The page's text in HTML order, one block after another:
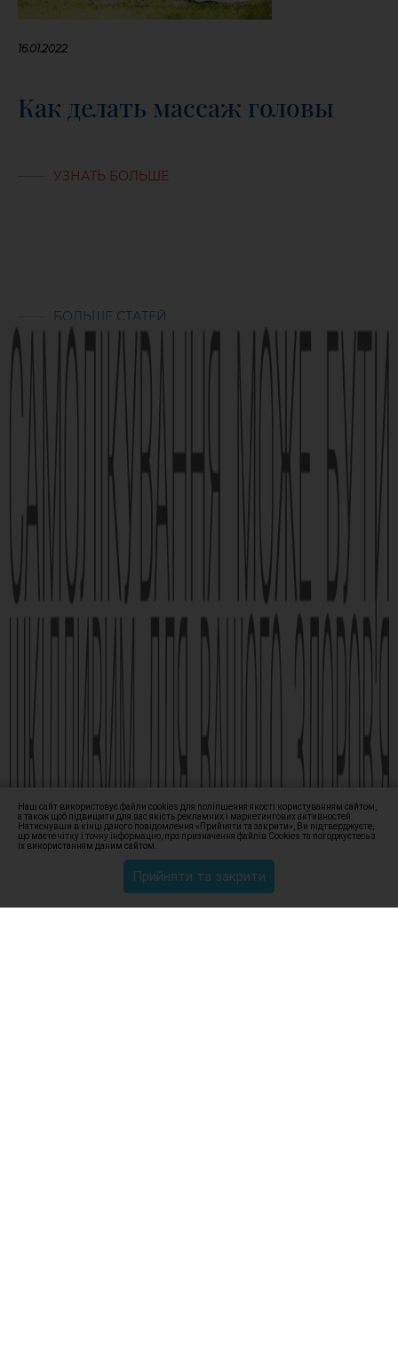
16.01.2022
Как делать массаж головы
УЗНАТЬ БОЛЬШЕ
БОЛЬШЕ СТАТЕЙ
Реклама лікарського засобу. Перед застосуванням лікарського
засобу обов’язково проконсультуйтесь з лікарем та
ознайомтесь з інструкцією для застосування лікарського
змінами від 21.09.2021 Наказ МОЗ № 1994
Виробник АТ «Фармак», 04080, м.Київ, вул. Кирилівська, 63, +38
(044) 496-87-87, info@farmak.ua, www.farmak.ua
Наш сайт використовує файли cookies для поліпшення якості користуванням сайтом,
а також щоб підвищити для вас якість рекламних і маркетингових активностей.
Натиснувши в кінці даного повідомлення «Прийняти та закрити», Ви підтверджуєте,
що маєте чітку і точну інформацію, про призначення файлів Сookies та погоджуєтесь з
їх використанням даним сайтом.
Прийняти та закрити